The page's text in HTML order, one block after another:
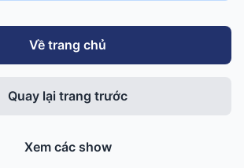
Về trang chủ
Quay lại trang trước
Xem các show